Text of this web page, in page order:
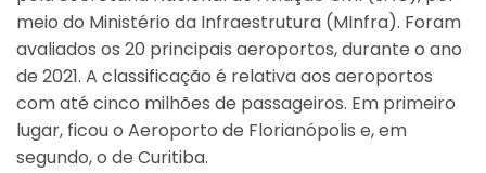
meio do Ministério da Infraestrutura (MInfra). Foram
avaliados os 20 principais aeroportos, durante o ano
de 2021. A classificação é relativa aos aeroportos
com até cinco milhões de passageiros. Em primeiro
lugar, ficou o Aeroporto de Florianópolis e, em
segundo, o de Curitiba.